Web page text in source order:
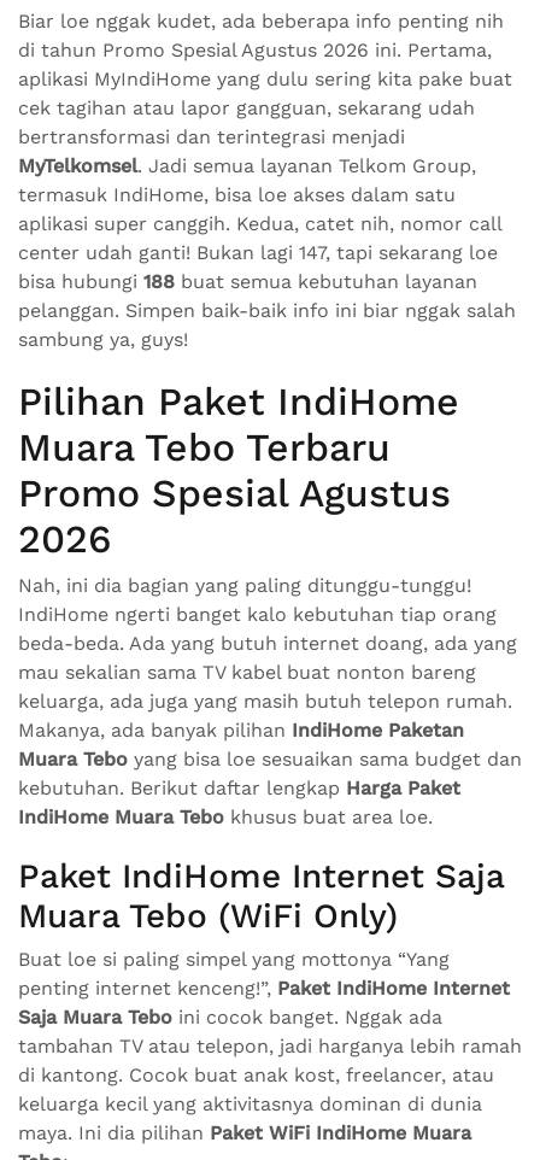
Biar loe nggak kudet, ada beberapa info penting nih
di tahun Promo Spesial Agustus 2026 ini. Pertama,
aplikasi MyIndiHome yang dulu sering kita pake buat
cek tagihan atau lapor gangguan, sekarang udah
bertransformasi dan terintegrasi menjadi
MyTelkomsel. Jadi semua layanan Telkom Group,
termasuk IndiHome, bisa loe akses dalam satu
aplikasi super canggih. Kedua, catet nih, nomor call
center udah ganti! Bukan lagi 147, tapi sekarang loe
bisa hubungi 188 buat semua kebutuhan layanan
pelanggan. Simpen baik-baik info ini biar nggak salah
sambung ya, guys!
Pilihan Paket IndiHome
Muara Tebo Terbaru
Promo Spesial Agustus
2026
Nah, ini dia bagian yang paling ditunggu-tunggu!
IndiHome ngerti banget kalo kebutuhan tiap orang
beda-beda. Ada yang butuh internet doang, ada yang
mau sekalian sama TV kabel buat nonton bareng
keluarga, ada juga yang masih butuh telepon rumah.
Makanya, ada banyak pilihan IndiHome Paketan
Muara Tebo yang bisa loe sesuaikan sama budget dan
kebutuhan. Berikut daftar lengkap Harga Paket
IndiHome Muara Tebo khusus buat area loe.
Paket IndiHome Internet Saja
Muara Tebo (WiFi Only)
Buat loe si paling simpel yang mottonya “Yang
penting internet kenceng!”, Paket IndiHome Internet
Saja Muara Tebo ini cocok banget. Nggak ada
tambahan TV atau telepon, jadi harganya lebih ramah
di kantong. Cocok buat anak kost, freelancer, atau
keluarga kecil yang aktivitasnya dominan di dunia
maya. Ini dia pilihan Paket WiFi IndiHome Muara